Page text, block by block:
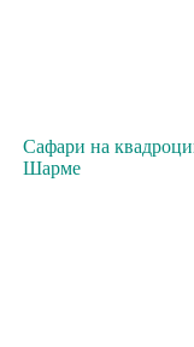
Сафари на
Шарме